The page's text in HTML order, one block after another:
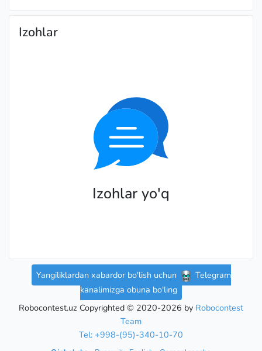
Izohlar
Izohlar yo'q
Yangiliklardan xabardor bo'lish uchun
Telegram
kanalimizga obuna bo'ling
Robocontest.uz Copyrighted © 2020-2026 by Robocontest
Team
Tel: +998-(95)-340-10-70